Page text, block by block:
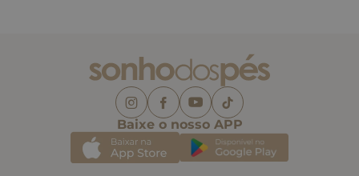
Baixe o nosso APP